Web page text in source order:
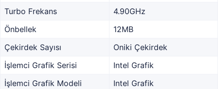
Turbo Frekans
4.90GHz
Önbellek
12MB
Çekirdek Sayısı
Oniki Çekirdek
İşlemci Grafik Serisi
Intel Grafik
İşlemci Grafik Modeli
Intel Grafik